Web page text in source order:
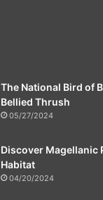
The National Bird of
Bellied Thrush
05/27/2024
Discover Magellanic
Habitat
04/20/2024